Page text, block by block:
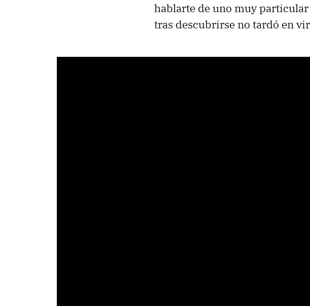
hablarte de uno muy
tras descubrirse no tardó en